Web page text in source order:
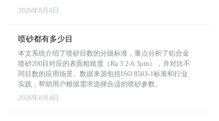
2026年8月4日
喷砂都有多少目
本文系统介绍了喷砂目数的分级标准，重点分析了铝合金
喷砂200目对应的表面粗糙度（Ra 3.2-6.3μm），并对比不
同目数的应用场景。数据来源包括ISO 8503-1标准和行业
实践，帮助用户根据需求选择合适的喷砂参数。
2026年8月4日